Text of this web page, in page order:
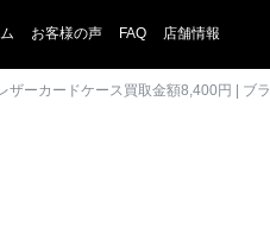
お客様の声 FAQ 店舗情報
ザーカードケース買取金額8,400円 | ブ